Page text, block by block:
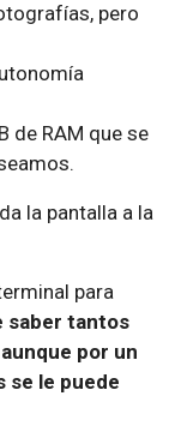
pero
de RAM que se
la pantalla a la
para
saber tantos
por un
se le puede